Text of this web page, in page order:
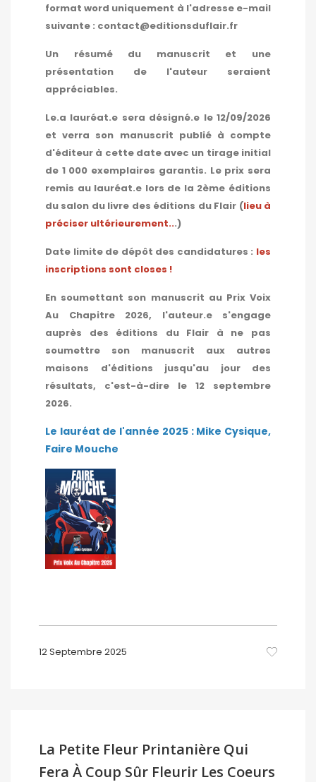
format word uniquement à l'adresse e-mail
suivante : contact@editionsduflair.fr
Un résumé du manuscrit et une
présentation de l'auteur seraient
appréciables.
Le.a lauréat.e sera désigné.e le 12/09/2026
et verra son manuscrit publié à compte
d'éditeur à cette date avec un tirage initial
de 1 000 exemplaires garantis. Le prix sera
remis au lauréat.e lors de la 2ème éditions
du salon du livre des éditions du Flair (lieu à
préciser ultérieurement...)
Date limite de dépôt des candidatures : les
inscriptions sont closes !
En soumettant son manuscrit au Prix Voix
Au Chapitre 2026, l'auteur.e s'engage
auprès des éditions du Flair à ne pas
soumettre son manuscrit aux autres
maisons d'éditions jusqu'au jour des
résultats, c'est-à-dire le 12 septembre
2026.
Le lauréat de l'année 2025 : Mike Cysique,
Faire Mouche
12 Septembre 2025
La Petite Fleur Printanière Qui
Fera À Coup Sûr Fleurir Les Coeurs